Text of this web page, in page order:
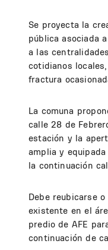
Se proyecta la
pública asociada
a las
cotidianos
fractura
La comuna
calle 28 de
estación y la
amplia y
la continuación
Debe reubicarse
existente en el
predio de AFE
continuación de